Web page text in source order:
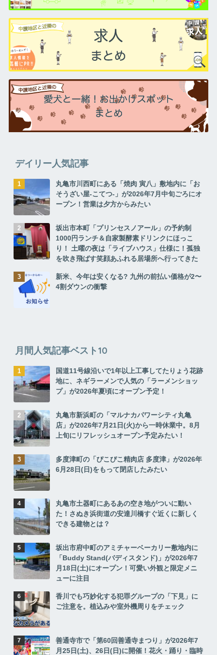
デイリー人気記事
丸亀市川西町にある「焼肉 寅八」敷地内に「お
そうざい屋-こてつ-」が2026年7月中旬ごろにオ
ープン！営業は夕方からみたい
坂出市本町「プリンセスノアール」の予約制
1000円ランチ＆自家製酵素ドリンクにほっこ
り！ 土曜の夜は「ライブハウス」仕様に！孤独
を吹き飛ばす笑顔あふれる居場所へ行ってきた
新米、今年は安くなる? 九州の前払い価格が2〜
4割ダウンの衝撃
月間人気記事ベスト10
国道11号線沿いで1年以上工事してたりょう花跡
地に、ネギラーメンで人気の「ラーメンショッ
プ」が2026年夏頃にオープン予定！
丸亀市新浜町の「マルナカパワーシティ丸亀
店」が2026年7月21日(火)から一時休業中。8月
上旬にリフレッシュオープン予定みたい！
多度津町の「ぴこぴこ精肉店 多度津」が2026年
6月28日(日)をもって閉店したみたい
丸亀市土器町にあるあの空き地がついに動い
た！さぬき浜街道の安達川橋すぐ近くに新しく
できる建物とは？
坂出市府中町のアミチャーベーカリー敷地内に
「Buddy Stand(バディスタンド)」が2026年7
月18日(土)にオープン！可愛い外観と限定メニ
ューに注目
香川でも巧妙化する犯罪グループの「下見」に
ご注意を。植込みや室外機周りをチェック
善通寺市で「第60回善通寺まつり」が2026年7
月25日(土)、26日(日)に開催！花火・踊り・臨時